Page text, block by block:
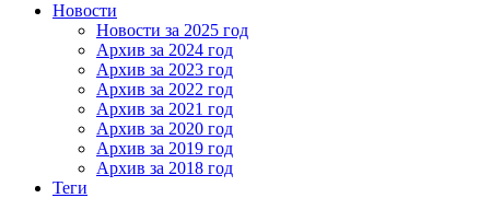
Новости
Новости за 2025 год
Архив за 2024 год
Архив за 2023 год
Архив за 2022 год
Архив за 2021 год
Архив за 2020 год
Архив за 2019 год
Архив за 2018 год
Теги